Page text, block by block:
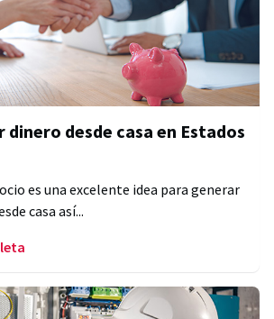
dinero desde casa en Estados
es una excelente idea para generar
casa así...